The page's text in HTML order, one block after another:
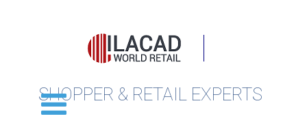
SHOPPER & RETAIL EXPERTS